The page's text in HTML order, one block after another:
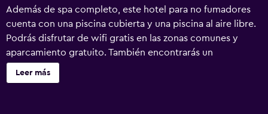
Además de spa completo, este hotel para no fumadores
cuenta con una piscina cubierta y una piscina al aire libre.
Podrás disfrutar de wifi gratis en las zonas comunes y
aparcamiento gratuito. También encontrarás un
restaurante, una discoteca y 2 bares o salas. Paradise
Stream Resort ofrece 144 alojamientos, con acceso por
Leer más